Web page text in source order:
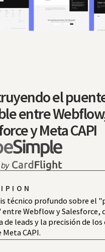
el
entre
y Meta CAPI
técnico profundo sobre el
Webflow y Salesforce,
de leads y la precisión de los
CAPI.